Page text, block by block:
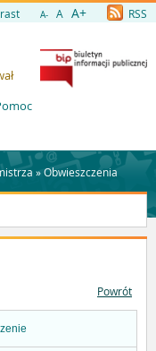
A- A A+ RSS
»Obwieszczenia
Powrót